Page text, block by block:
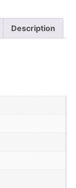
Description